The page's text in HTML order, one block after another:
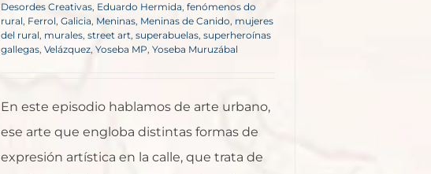
Desordes Creativas, Eduardo Hermida, fenómenos do
rural, Ferrol, Galicia, Meninas, Meninas de Canido, mujeres
del rural, murales, street art, superabuelas, superheroínas
gallegas, Velázquez, Yoseba MP, Yoseba Muruzábal
En este episodio hablamos de arte urbano,
ese arte que engloba distintas formas de
expresión artística en la calle, que trata de